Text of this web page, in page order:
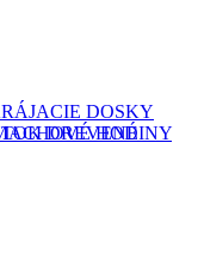
DOSKY
DREVENÉ
HODINY